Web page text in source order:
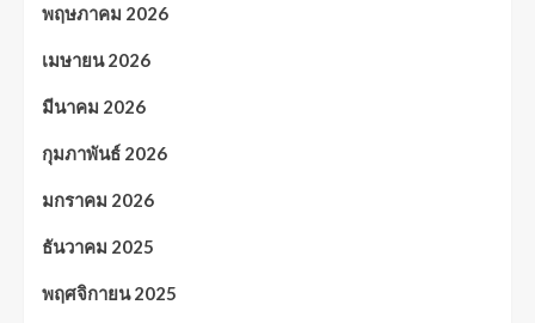
พฤษภาคม 2026
เมษายน 2026
มีนาคม 2026
กุมภาพันธ์ 2026
มกราคม 2026
ธันวาคม 2025
พฤศจิกายน 2025